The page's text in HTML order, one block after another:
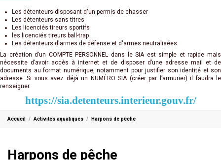
Les détenteurs disposant d'un permis de chasser
Les détenteurs sans titres
Les licenciés tireurs sportifs
les licenciés tireurs ball-trap
Les détenteurs d'armes de défense et d'armes neutralisées
La création d’un COMPTE PERSONNEL dans le SIA est simple et rapide mais
nécessite d’avoir accès à internet et de disposer d’une adresse mail et de
documents au format numérique, notamment pour justifier son identité et son
adresse. Si vous avez déjà un NUMÉRO SIA (créer par l’armurier) il faudra le
renseigner.
https://sia.detenteurs.interieur.gouv.fr/
Accueil Activités aquatiques Harpons de pêche
Harpons de pêche